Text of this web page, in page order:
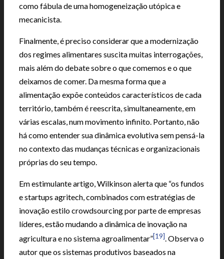
como fábula de uma homogeneização utópica e
mecanicista.
Finalmente, é preciso considerar que a modernização
dos regimes alimentares suscita muitas interrogações,
mais além do debate sobre o que comemos e o que
deixamos de comer. Da mesma forma que a
alimentação expõe conteúdos característicos de cada
território, também é reescrita, simultaneamente, em
várias escalas, num movimento infinito. Portanto, não
há como entender sua dinâmica evolutiva sem pensá-la
no contexto das mudanças técnicas e organizacionais
próprias do seu tempo.
Em estimulante artigo, Wilkinson alerta que “os fundos
e startups agritech, combinados com estratégias de
inovação estilo crowdsourcing por parte de empresas
líderes, estão mudando a dinâmica de inovação na
agricultura e no sistema agroalimentar”[19]. Observa o
autor que os sistemas produtivos baseados na